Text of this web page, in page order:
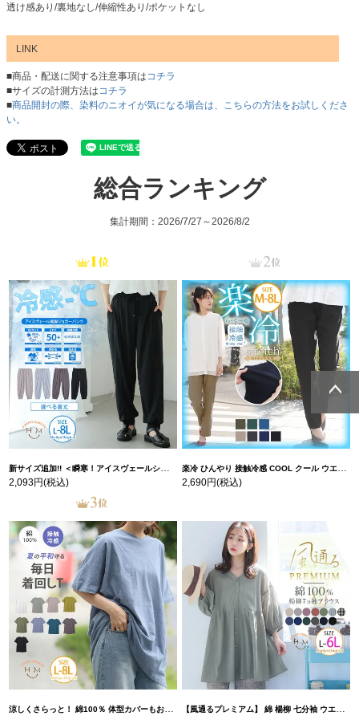
透け感あり/裏地なし/伸縮性あり/ポケットなし
LINK
■商品・配送に関する注意事項は コチラ
■サイズの計測方法は コチラ
■商品開封の際、染料のニオイが気になる場合は、こちらの方法をお試しくださ
い。
総合ランキング
集計期間：2026/7/27～2026/8/2
新サイズ追加!! ＜瞬寒！アイスヴェールシリーズ＞ 美脚 ジョガーパンツ 【ウェストゴム】 【ストレッチ】 | 大きいサイズの通販ならハッピーマリリン
2,093円(税込)
楽冷 ひんやり 接触冷感 COOL クール ウエストゴム 楽ちん ストレッチ 美脚 レギパン 【ストレッチ】 | 大きいサイズの通販ならハッピーマリリン
2,690円(税込)
涼しくさらっと！ 綿100％ 体型カバーもお洒落も叶える 風合いコットン ゆるシルエット ドルマン | 大きいサイズの通販ならハッピーマリリン 【風通るプレミアム】 綿 楊柳 七分袖 ウエストギャザー ブラウス | 大きいサイズの通販ならハッピーマリリン
ページトッ
プへ
ページトッ
プへ